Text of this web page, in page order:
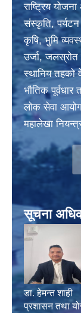
राष्ट्रिय
संस्कृति,
कृषि, भुमि
उर्जा, जलस्राेत
स्थानिय तहकाे
भाैतिक
लाेक सेवा
महालेखा
सूचना
डा. हेमन्त शाही
प्रशासन तथा